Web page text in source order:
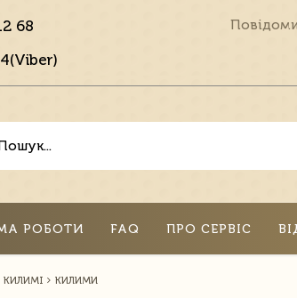
68
РОБОТИ FAQ ПРО СЕРВІС
КИЛИМІ КИЛИМИ